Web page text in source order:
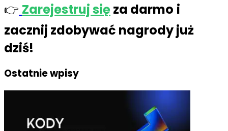
👉 Zarejestruj się za darmo i
zacznij zdobywać nagrody już
dziś!
Ostatnie wpisy